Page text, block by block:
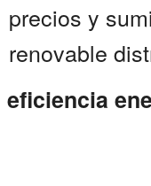
precios y
renovable
eficiencia